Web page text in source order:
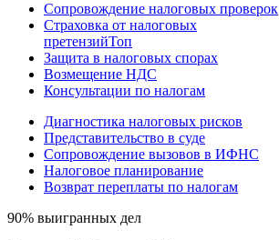
Сопровождение налоговых проверок
Страховка от налоговых
претензийТоп
Защита в налоговых спорах
Возмещение НДС
Консультации по налогам
Диагностика налоговых рисков
Представительство в суде
Сопровождение вызовов в ИФНС
Налоговое планирование
Возврат переплаты по налогам
90% выигранных дел